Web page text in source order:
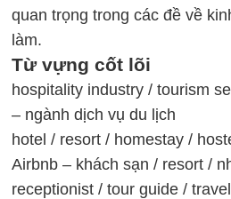
quan trọng trong các đề về
làm.
Từ vựng cốt lõi
hospitality industry / tourism
– ngành dịch vụ du lịch
hotel / resort / homestay /
Airbnb – khách sạn / resort /
receptionist / tour guide /